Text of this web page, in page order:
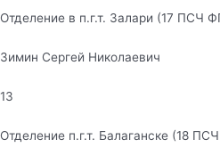
Отделение в п.г.т. Залари (17 ПСЧ
Зимин Сергей Николаевич
13
Отделение п.г.т. Балаганске (18